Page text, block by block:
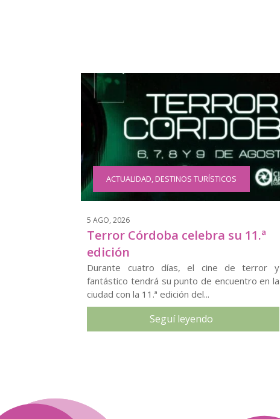
ACTUALIDAD,DESTINOS TURÍSTICOS
5 AGO, 2026
Terror Córdoba celebra su 11.ª
edición
Durante cuatro días, el cine de terror y
fantástico tendrá su punto de encuentro en la
ciudad con la 11.ª edición del...
Seguí leyendo